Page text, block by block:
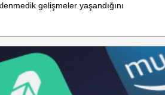
gelişmeler yaşandığını